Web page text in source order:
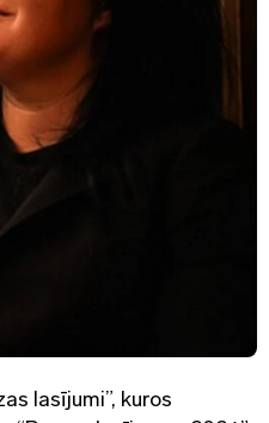
lasījumi”, kuros